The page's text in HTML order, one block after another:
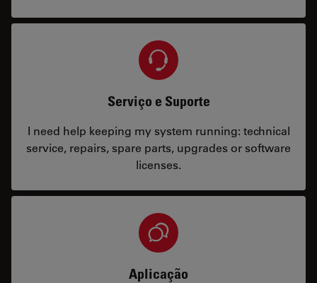
Serviço e Suporte
I need help keeping my system running: technical
service, repairs, spare parts, upgrades or software
licenses.
Aplicação